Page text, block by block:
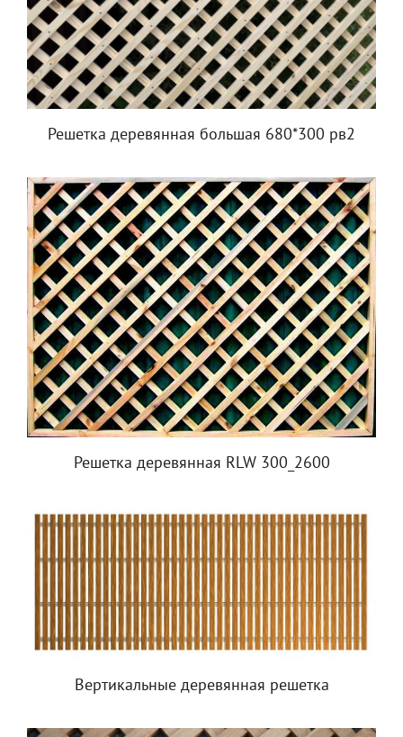
Решетка деревянная большая 680*300 рв2
Решетка деревянная RLW 300_2600
Вертикальные деревянная решетка